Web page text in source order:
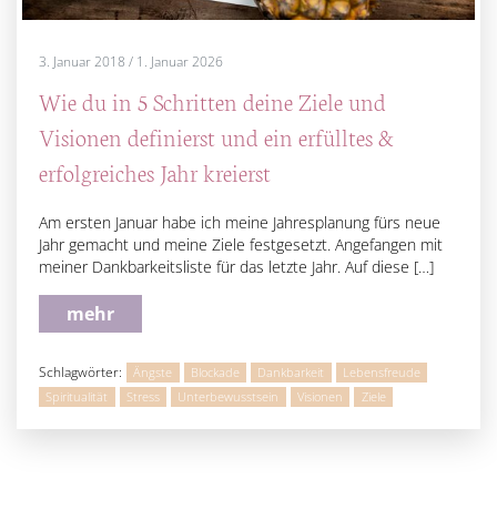
3. Januar 2018 / 1. Januar 2026
Wie du in 5 Schritten deine Ziele und
Visionen definierst und ein erfülltes &
erfolgreiches Jahr kreierst
Am ersten Januar habe ich meine Jahresplanung fürs neue
Jahr gemacht und meine Ziele festgesetzt. Angefangen mit
meiner Dankbarkeitsliste für das letzte Jahr. Auf diese […]
mehr
Schlagwörter: Ängste Blockade Dankbarkeit
Lebensfreude
Spiritualität
Stress Unterbewusstsein Visionen Ziele